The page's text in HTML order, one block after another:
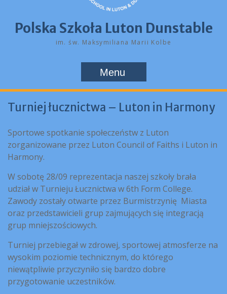
Polska Szkoła Luton Dunstable
im. św. Maksymiliana Marii Kolbe
Menu
Turniej łucznictwa – Luton in Harmony
Sportowe spotkanie społeczeństw z Luton
zorganizowane przez Luton Council of Faiths i Luton in
Harmony.
W sobotę 28/09 reprezentacja naszej szkoły brała
udział w Turnieju Łucznictwa w 6th Form College.
Zawody zostały otwarte przez Burmistrzynię Miasta
oraz przedstawicieli grup zajmujących się integracją
grup mniejszościowych.
Turniej przebiegał w zdrowej, sportowej atmosferze na
wysokim poziomie technicznym, do którego
niewątpliwie przyczyniło się bardzo dobre
przygotowanie uczestników.